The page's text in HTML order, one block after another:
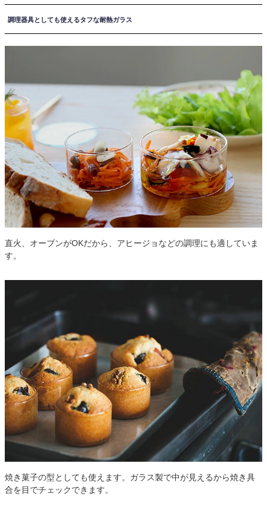
調理器具としても使えるタフな耐熱ガラス
直火、オーブンがOKだから、アヒージョなどの調理にも適していま
す。
焼き菓子の型としても使えます。ガラス製で中が見えるから焼き具
合を目でチェックできます。